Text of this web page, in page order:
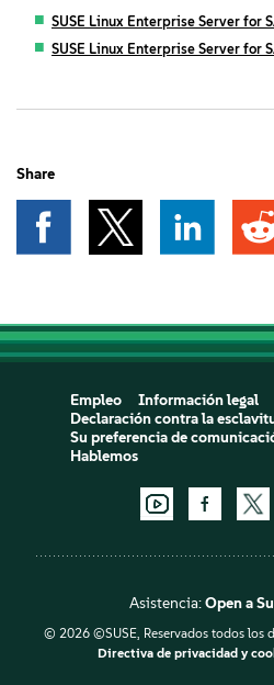
SUSE Linux Enterprise Server for
SUSE Linux Enterprise Server for
Share
Empleo
Información legal
Declaración contra la
Su preferencia de
Hablemos
Asistencia:Open a
© 2026 ©SUSE, Reservados todos los
Directiva de privacidad y